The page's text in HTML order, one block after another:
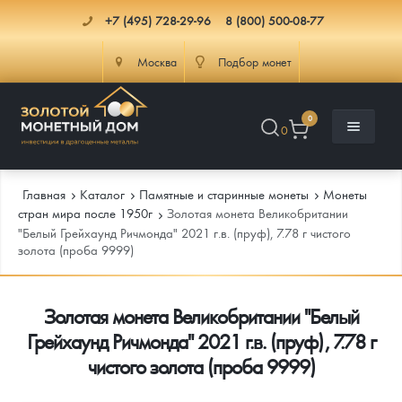
+7 (495) 728-29-96 8 (800) 500-08-77
Москва Подбор монет
0
0
Каталог
Инвестиционные монеты
Монеты Россия и СССР
Памятные и старинные монеты
Как сделать заказ
Подлинность монет
Доставка
Главная Каталог Памятные и старинные монеты
Монеты
стран мира после 1950г
Золотая монета Великобритании
"Белый Грейхаунд Ричмонда" 2021 г.в. (пруф), 7.78 г чистого
золота (проба 9999)
Золотая монета Великобритании "Белый
Грейхаунд Ричмонда" 2021 г.в. (пруф), 7.78 г
чистого золота (проба 9999)